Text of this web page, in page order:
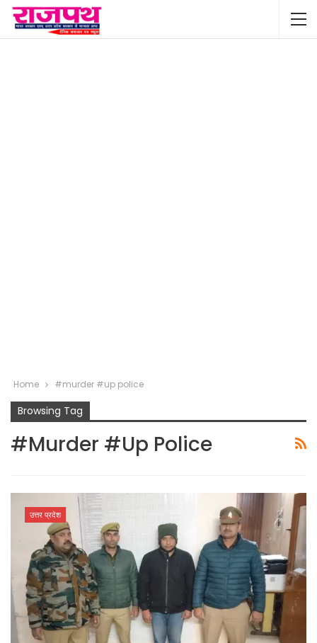
Home #murder #up police
Browsing Tag
#murder #up Police
उत्तर प्रदेश